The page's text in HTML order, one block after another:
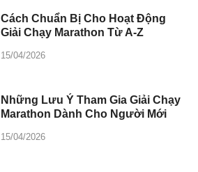
Cách Chuẩn Bị Cho Hoạt Động
Giải Chạy Marathon Từ A-Z
15/04/2026
Những Lưu Ý Tham Gia Giải Chạy
Marathon Dành Cho Người Mới
15/04/2026